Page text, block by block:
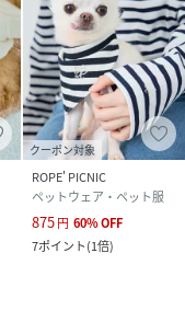
クーポン対象
ROPE' PICNIC
ペットウェア・ペット服
875円 60%OFF
7ポイント(1倍)